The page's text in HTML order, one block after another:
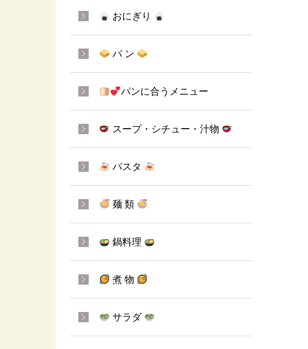
おにぎり
パ ン
パンに合うメニュー
スープ・シチュー・汁物
パスタ
麺 類
鍋料理
煮 物
サラダ